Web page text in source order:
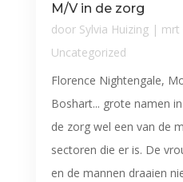
M/V in de zorg
door Sylvia Huizing| mrt
Uncategorized
Florence Nightengale,
Boshart... grote namen
de zorg wel een van de
sectoren die er is. De
en de mannen draaien